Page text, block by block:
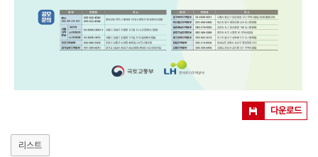
다운로드
리스트